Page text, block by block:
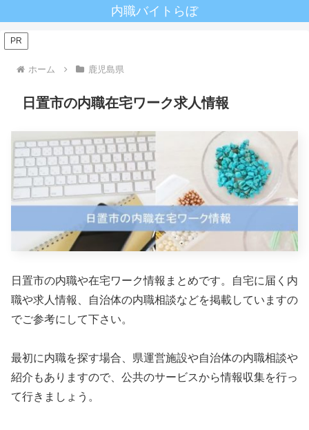
内職バイトらぼ
PR
ホーム 鹿児島県
日置市の内職在宅ワーク求人情報
日置市の内職や在宅ワーク情報まとめです。自宅に届く内
職や求人情報、自治体の内職相談などを掲載していますの
でご参考にして下さい。
最初に内職を探す場合、県運営施設や自治体の内職相談や
紹介もありますので、公共のサービスから情報収集を行っ
て行きましょう。